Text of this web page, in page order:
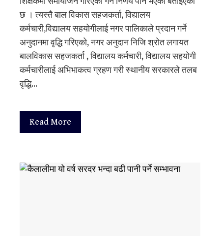
छ । त्यस्तै बाल विकास सहजकर्ता, विद्यालय
कर्मचारी,विद्यालय सहयोगीलाई नगर पालिकाले प्रदान गर्ने
अनुदानमा वृद्धि गरिएको, नगर अनुदान निजि श्रोत लगायत
बालविकास सहजकर्ता , विद्यालय कर्मचारी, विद्यालय सहयोगी
कर्मचारीलाई अभिभाकत्व ग्रहण गरी स्थानीय सरकारले तलब
वृद्धि…
Read More